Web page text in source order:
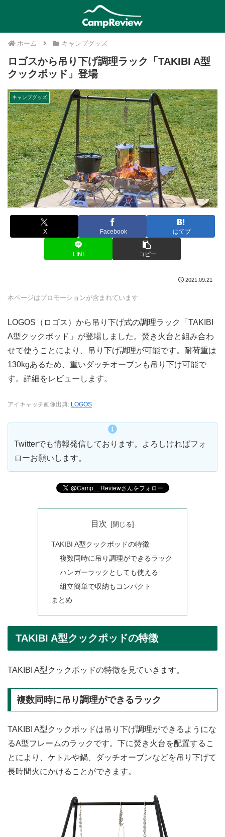
ホーム キャンプグッズ
ロゴスから吊り下げ調理ラック「TAKIBI A型
クックポッド」登場
キャンプグッズ
X Facebook はてブ
LINE コピー
2021.09.21
本ページはプロモーションが含まれています
LOGOS（ロゴス）から吊り下げ式の調理ラック「TAKIBI
A型クックポッド」が登場しました。焚き火台と組み合わ
せて使うことにより、吊り下げ調理が可能です。耐荷重は
130kgあるため、重いダッチオーブンも吊り下げ可能で
す。詳細をレビューします。
アイキャッチ画像出典: LOGOS
Twitterでも情報発信しております。よろしければフォ
ローお願いします。
目次
TAKIBI A型クックポッドの特徴
複数同時に吊り調理ができるラック
ハンガーラックとしても使える
組立簡単で収納もコンパクト
まとめ
TAKIBI A型クックポッドの特徴
TAKIBI A型クックポッドの特徴を見ていきます。
複数同時に吊り調理ができるラック
TAKIBI A型クックポッドは吊り下げ調理ができるようにな
るA型フレームのラックです。下に焚き火台を配置するこ
とにより、ケトルや鍋、ダッチオーブンなどを吊り下げて
長時間火にかけることができます。